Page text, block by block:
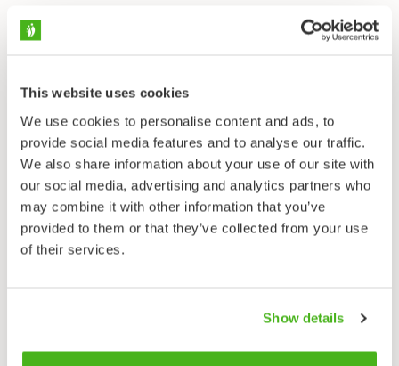
This website uses cookies
We use cookies to personalise content and ads, to
provide social media features and to analyse our traffic.
We also share information about your use of our site with
our social media, advertising and analytics partners who
may combine it with other information that you’ve
provided to them or that they’ve collected from your use
of their services.
Show details
Bladen
Vanligen två blad i varje skott. Skaftet 5–10 mm långt
helbräddad, 4–5 cm lång med runda basalflikar och
Frukten
Mörkrött, runt, ca. 6 mm stort bär.
Växtplats
Torra, friska och lundartade moskogar, lundar.
Blomningstid
släkt med liljorna (Liliaceae). Den placeras ofta i denna